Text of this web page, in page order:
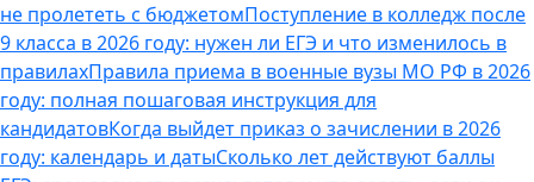
не пролететь с бюджетомПоступление в колледж после
9 класса в 2026 году: нужен ли ЕГЭ и что изменилось в
правилахПравила приема в военные вузы МО РФ в 2026
году: полная пошаговая инструкция для
кандидатовКогда выйдет приказ о зачислении в 2026
году: календарь и датыСколько лет действуют баллы